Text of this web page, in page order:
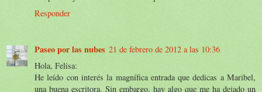
Responder
Paseo por las nubes 21 de febrero de 2012 a las 10:36
Hola, Felisa:
He leído con interés la magnífica entrada que dedicas a Maribel,
una buena escritora. Sin embargo, hay algo que me ha dejado un